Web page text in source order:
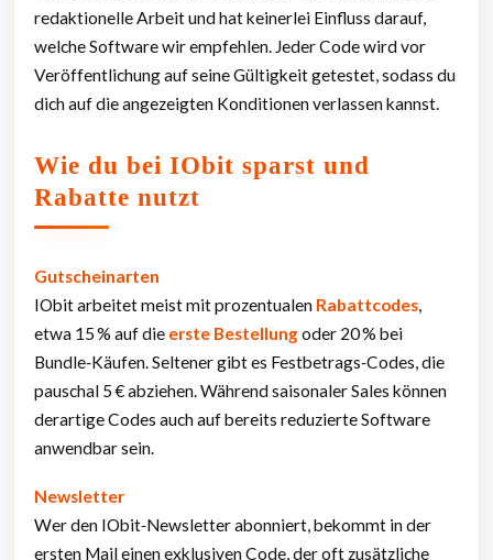
redaktionelle Arbeit und hat keinerlei Einfluss darauf,
welche Software wir empfehlen. Jeder Code wird vor
Veröffentlichung auf seine Gültigkeit getestet, sodass du
dich auf die angezeigten Konditionen verlassen kannst.
Wie du bei IObit sparst und
Rabatte nutzt
Gutscheinarten
IObit arbeitet meist mit prozentualen Rabattcodes,
etwa 15 % auf die erste Bestellungoder 20 % bei
Bundle‑Käufen. Seltener gibt es Festbetrags‑Codes, die
pauschal 5 € abziehen. Während saisonaler Sales können
derartige Codes auch auf bereits reduzierte Software
anwendbar sein.
Newsletter
Wer den IObit‑Newsletter abonniert, bekommt in der
ersten Mail einen exklusiven Code, der oft zusätzliche